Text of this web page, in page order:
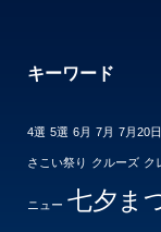
キーワード
4選 5選 6月 7月 7月20日
さこい祭り クルーズ ク
ニュー 七夕ま